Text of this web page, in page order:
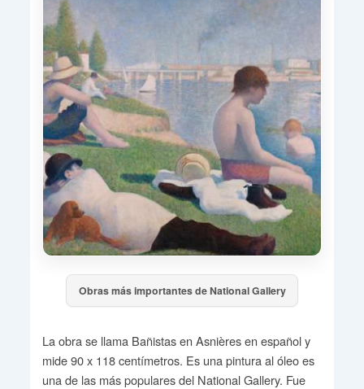
Obras más importantes de National Gallery
La obra se llama Bañistas en Asnières en español y
mide 90 x 118 centímetros. Es una pintura al óleo es
una de las más populares del National Gallery. Fue